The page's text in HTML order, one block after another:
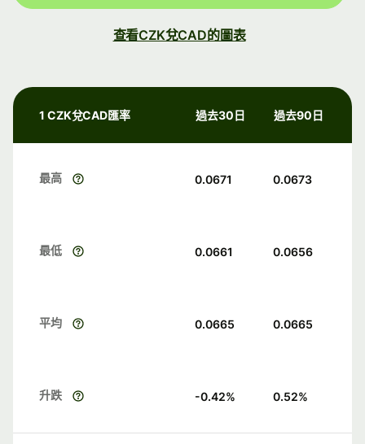
查看CZK兌CAD的圖表
1 CZK兌CAD匯率 過去30日 過去90日
最高 0.0671 0.0673
最低 0.0661 0.0656
平均 0.0665 0.0665
升跌 -0.42% 0.52%